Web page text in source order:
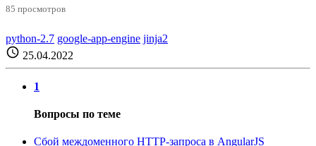
85 просмотров
python-2.7 google-app-engine jinja2
schedule 25.04.2022
1
Вопросы по теме
Сбой междоменного HTTP-запроса в AngularJS